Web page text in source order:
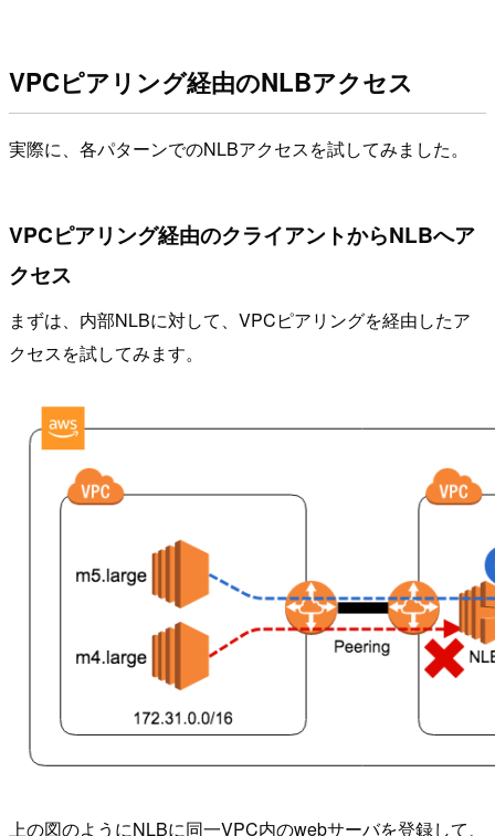
VPCピアリング経由のNLBアクセス
実際に、各パターンでのNLBアクセスを試してみました。
VPCピアリング経由のクライアントからNLBへア
クセス
まずは、内部NLBに対して、VPCピアリングを経由したア
クセスを試してみます。
上の図のようにNLBに同一VPC内のwebサーバを登録して、